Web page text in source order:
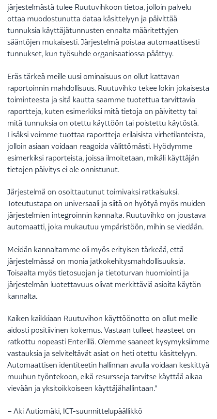
järjestelmästä tulee Ruutuvihkoon tietoa, jolloin palvelu
ottaa muodostunutta dataa käsittelyyn ja päivittää
tunnuksia käyttäjätunnusten ennalta määritettyjen
sääntöjen mukaisesti. Järjestelmä poistaa automaattisesti
tunnukset, kun työsuhde organisaatiossa päättyy.
Eräs tärkeä meille uusi ominaisuus on ollut kattavan
raportoinnin mahdollisuus. Ruutuvihko tekee lokin jokaisesta
toiminteesta ja sitä kautta saamme tuotettua tarvittavia
raportteja, kuten esimerkiksi mitä tietoja on päivitetty tai
mitä tunnuksia on otettu käyttöön tai poistettu käytöstä.
Lisäksi voimme tuottaa raportteja erilaisista virhetilanteista,
jolloin asiaan voidaan reagoida välittömästi. Hyödymme
esimerkiksi raporteista, joissa ilmoitetaan, mikäli käyttäjän
tietojen päivitys ei ole onnistunut.
Järjestelmä on osoittautunut toimivaksi ratkaisuksi.
Toteutustapa on universaali ja siitä on hyötyä myös muiden
järjestelmien integroinnin kannalta. Ruutuvihko on joustava
automaatti, joka mukautuu ympäristöön, mihin se viedään.
Meidän kannaltamme oli myös erityisen tärkeää, että
järjestelmässä on monia jatkokehitysmahdollisuuksia.
Toisaalta myös tietosuojan ja tietoturvan huomiointi ja
järjestelmän luotettavuus olivat merkittäviä asioita käytön
kannalta.
Kaiken kaikkiaan Ruutuvihon käyttöönotto on ollut meille
aidosti positiivinen kokemus. Vastaan tulleet haasteet on
ratkottu nopeasti Enterillä. Olemme saaneet kysymyksiimme
vastauksia ja selviteltävät asiat on heti otettu käsittelyyn.
Automaattisen identiteetin hallinnan avulla voidaan keskittyä
muuhun työntekoon, eikä resursseja tarvitse käyttää aikaa
vievään ja yksitoikkoiseen käyttäjähallintaan.”
– Aki Autiomäki, ICT-suunnittelupäällikkö